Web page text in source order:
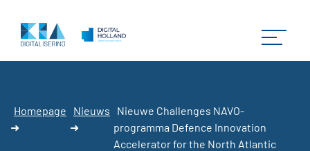
Homepage
➜
Nieuws
➜
Nieuwe Challenges NAVO-
programma Defence Innovation
Accelerator for the North Atlantic